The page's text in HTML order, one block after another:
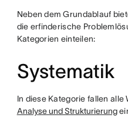
Neben dem Grundablauf
die erfinderische
Kategorien einteilen:
Systematik
In diese Kategorie fallen
Analyse und Strukturierung